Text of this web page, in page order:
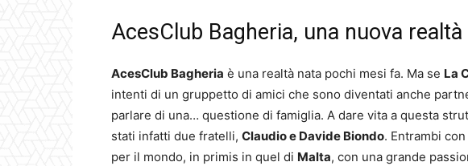
AcesClub Bagheria, una nuova
AcesClub Bagheria è una realtà nata pochi mesi fa. Ma se La
intenti di un gruppetto di amici che sono diventati anche
parlare di una… questione di famiglia. A dare vita a questa
stati infatti due fratelli, Claudio e Davide Biondo. Entrambi
per il mondo, in primis in quel di Malta, con una grande